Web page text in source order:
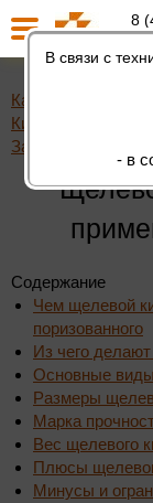
8
8
Каширский
Кирпичный
Завод
Содержание
Чем щелевой
поризованного
Из чего
Основные
Размеры
Марка
Вес щелевого
Плюсы
Минусы и
В связи с
- в